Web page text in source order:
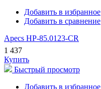
Добавить в избранное
Добавить в сравнение
Apecs HP-85.0123-CR
1 437
Купить
Быстрый просмотр
Добавить в избранное